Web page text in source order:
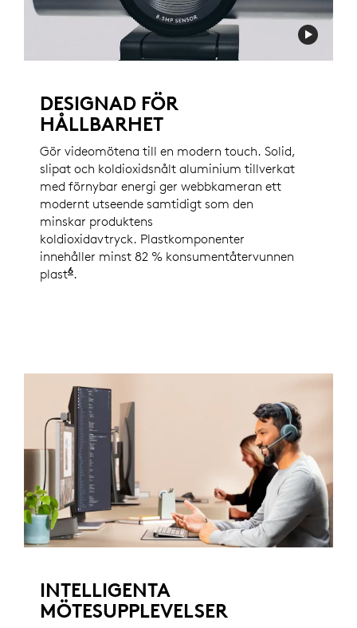
DESIGNAD FÖR
HÅLLBARHET
Gör videomötena till en modern touch. Solid,
slipat och koldioxidsnålt aluminium tillverkat
med förnybar energi ger webbkameran ett
modernt utseende samtidigt som den
minskar produktens
koldioxidavtryck. Plastkomponenter
innehåller minst 82 % konsumentåtervunnen
plast6Exklusive PWA, sladdar och förpackningar.
.
INTELLIGENTA
MÖTESUPPLEVELSER